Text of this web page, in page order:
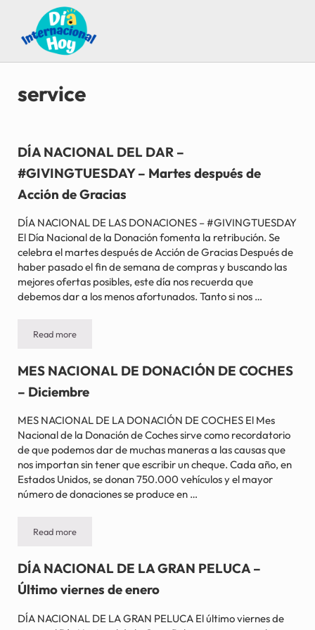
Saltar al contenido principal
Skip to after header navigation
Skip to site footer
Día Internacional Hoy
Guía para saber qué día internacional es hoy
service
DÍA NACIONAL DEL DAR –
#GIVINGTUESDAY – Martes después de
Acción de Gracias
DÍA NACIONAL DE LAS DONACIONES – #GIVINGTUESDAY
El Día Nacional de la Donación fomenta la retribución. Se
celebra el martes después de Acción de Gracias Después de
haber pasado el fin de semana de compras y buscando las
mejores ofertas posibles, este día nos recuerda que
debemos dar a los menos afortunados. Tanto si nos …
Read moreDÍA NACIONAL DEL DAR – #GIVINGTUESDAY – Martes
MES NACIONAL DE DONACIÓN DE COCHES
– Diciembre
MES NACIONAL DE LA DONACIÓN DE COCHES El Mes
Nacional de la Donación de Coches sirve como recordatorio
de que podemos dar de muchas maneras a las causas que
nos importan sin tener que escribir un cheque. Cada año, en
Estados Unidos, se donan 750.000 vehículos y el mayor
número de donaciones se produce en …
Read moreMES NACIONAL DE DONACIÓN DE COCHES – Diciembre
DÍA NACIONAL DE LA GRAN PELUCA –
Último viernes de enero
DÍA NACIONAL DE LA GRAN PELUCA El último viernes de